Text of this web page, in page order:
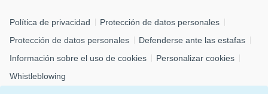
Política de privacidad
Protección de datos personales
Protección de datos personales
Defenderse ante las estafas
Información sobre el uso de cookies
Personalizar cookies
Whistleblowing